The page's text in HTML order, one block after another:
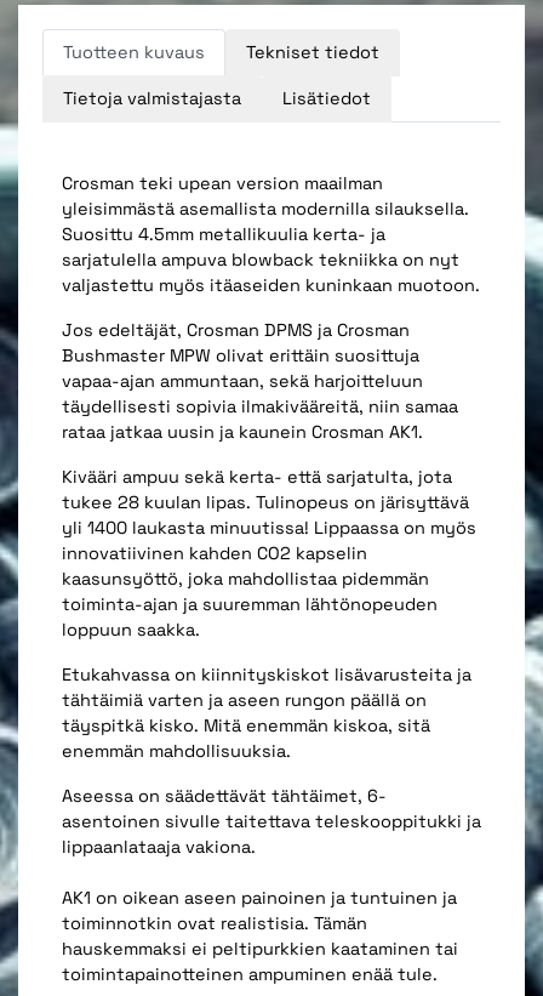
Tuotteen kuvaus Tekniset tiedot
Tietoja valmistajasta Lisätiedot
Crosman teki upean version maailman
yleisimmästä asemallista modernilla silauksella.
Suosittu 4.5mm metallikuulia kerta- ja
sarjatulella ampuva blowback tekniikka on nyt
valjastettu myös itäaseiden kuninkaan muotoon.
Jos edeltäjät, Crosman DPMS ja Crosman
Bushmaster MPW olivat erittäin suosittuja
vapaa-ajan ammuntaan, sekä harjoitteluun
täydellisesti sopivia ilmakivääreitä, niin samaa
rataa jatkaa uusin ja kaunein Crosman AK1.
Kivääri ampuu sekä kerta- että sarjatulta, jota
tukee 28 kuulan lipas. Tulinopeus on järisyttävä
yli 1400 laukasta minuutissa! Lippaassa on myös
innovatiivinen kahden CO2 kapselin
kaasunsyöttö, joka mahdollistaa pidemmän
toiminta-ajan ja suuremman lähtönopeuden
loppuun saakka.
Etukahvassa on kiinnityskiskot lisävarusteita ja
tähtäimiä varten ja aseen rungon päällä on
täyspitkä kisko. Mitä enemmän kiskoa, sitä
enemmän mahdollisuuksia.
Aseessa on säädettävät tähtäimet, 6-
asentoinen sivulle taitettava teleskooppitukki ja
lippaanlataaja vakiona.
AK1 on oikean aseen painoinen ja tuntuinen ja
toiminnotkin ovat realistisia. Tämän
hauskemmaksi ei peltipurkkien kaataminen tai
toimintapainotteinen ampuminen enää tule.